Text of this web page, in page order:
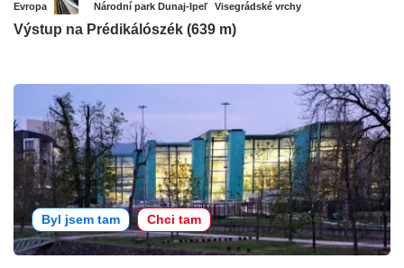
Evropa Národní park Dunaj-Ipeľ Visegrádské vrchy
Výstup na Prédikálószék (639 m)
Byl jsem tam Chci tam